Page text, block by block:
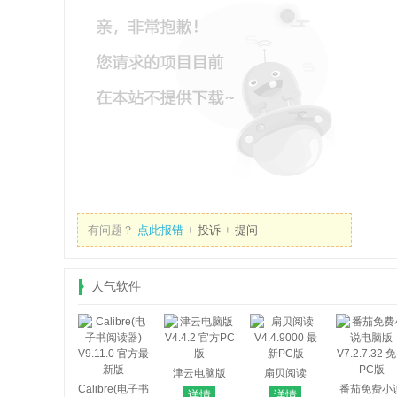
有问题？ 点此报错 + 投诉 + 提问
人气软件
Calibre(电子书
津云电脑版
V4.4.2 官方PC
扇贝阅读
V4.4.9000 最
番茄免费小